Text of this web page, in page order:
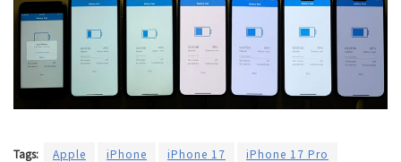
Tags: Apple iPhone iPhone 17 iPhone 17 Pro